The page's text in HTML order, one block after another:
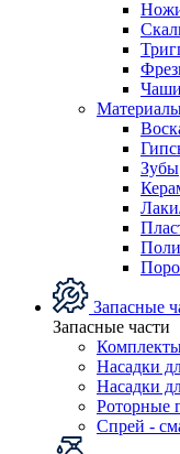
Зубы
Запасные
Запасные части
Насадки
Насадки
Роторные
Спрей -